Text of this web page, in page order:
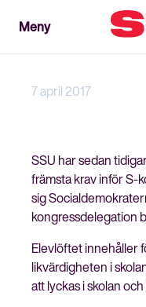
Stäng
MenyMeny
7 april 2017
SSU har sedan
främsta krav inför S-
sig
kongressdelegation
Elevlöftet innehåller
likvärdigheten i
att lyckas i skolan